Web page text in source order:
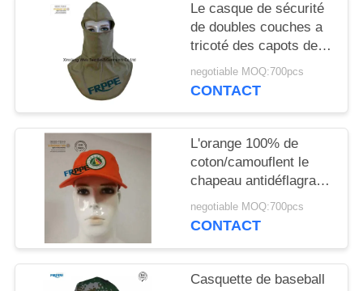
PRIVACY
POLICY
Le casque de sécurité
de doubles couches a
tricoté des capots de
FRC pour des
soudeuses
negotiable MOQ:700pcs
CONTACT
L'orange 100% de
coton/camouflent le
chapeau antidéflagrant
protecteur de sécurité
negotiable MOQ:700pcs
CONTACT
Casquette de baseball